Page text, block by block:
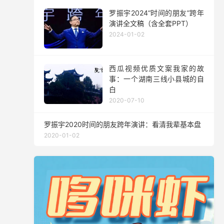
罗振宇2024“时间的朋友”跨年
演讲全文稿（含全套PPT）
2024-01-02
西瓜视频优质文案我家的故
事：一个湖南三线小县城的自
白
2020-07-10
罗振宇2020时间的朋友跨年演讲：看清我辈基本盘
2020-01-02